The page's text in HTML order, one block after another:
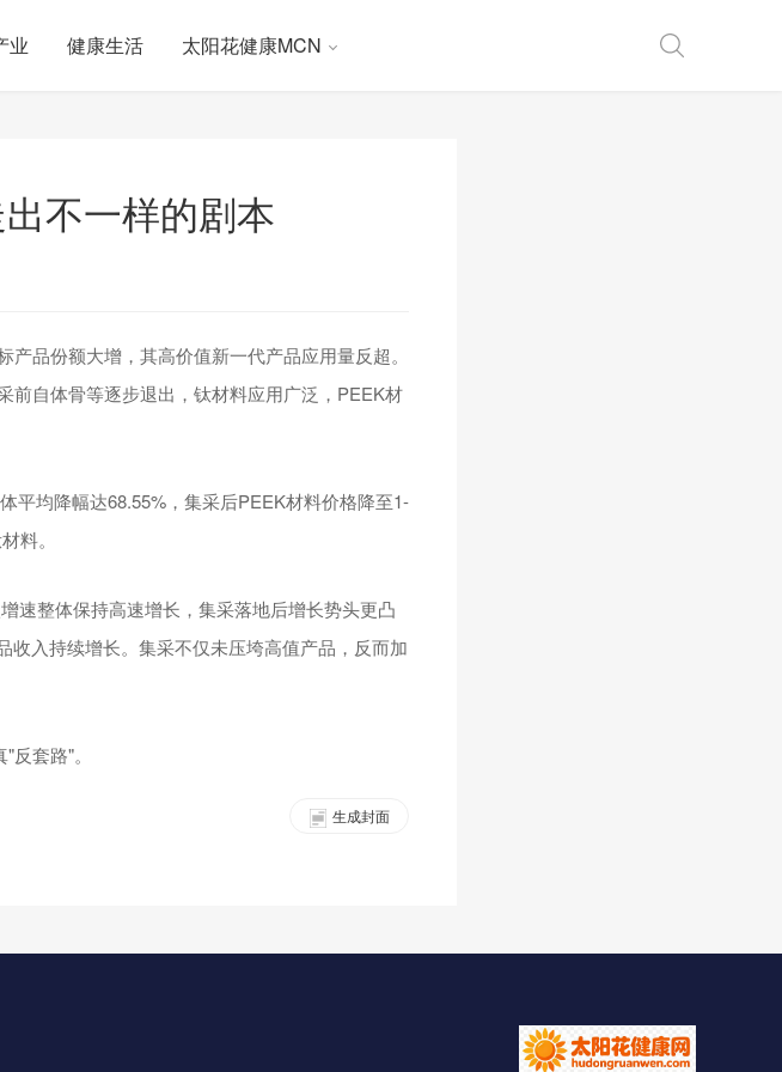
业 健康生活 太阳花健康MCN
不一样的剧本
品份额大增，其高价值新一代产品应用量反超。
前自体骨等逐步退出，钛材料应用广泛，PEEK材
平均降幅达68.55%，集采后PEEK材料价格降至1-
料。
速整体保持高速增长，集采落地后增长势头更凸
收入持续增长。集采不仅未压垮高值产品，反而加
套路"。
生成封面